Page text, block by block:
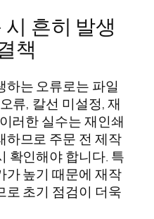
흔히 발생
책
하는 오류로는 파일
류, 칼선 미설정, 재
러한 실수는 재인쇄
하므로 주문 전 제작
확인해야 합니다. 특
가 높기 때문에 재작
로 초기 점검이 더욱